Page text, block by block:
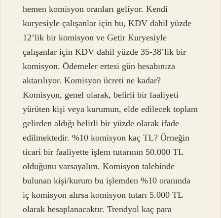
hemen komisyon oranları geliyor. Kendi
kuryesiyle çalışanlar için bu, KDV dahil yüzde
12’lik bir komisyon ve Getir Kuryesiyle
çalışanlar için KDV dahil yüzde 35-38’lik bir
komisyon. Ödemeler ertesi gün hesabınıza
aktarılıyor. Komisyon ücreti ne kadar?
Komisyon, genel olarak, belirli bir faaliyeti
yürüten kişi veya kurumun, elde edilecek toplam
gelirden aldığı belirli bir yüzde olarak ifade
edilmektedir. %10 komisyon kaç TL? Örneğin
ticari bir faaliyette işlem tutarının 50.000 TL
olduğunu varsayalım. Komisyon talebinde
bulunan kişi/kurum bu işlemden %10 oranında
iç komisyon alırsa komisyon tutarı 5.000 TL
olarak hesaplanacaktır. Trendyol kaç para